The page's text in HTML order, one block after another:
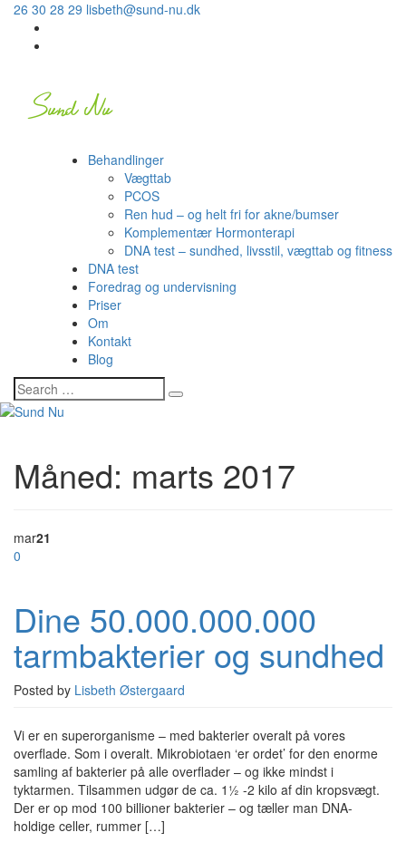
26 30 28 29 lisbeth@sund-nu.dk
Behandlinger
Vægttab
PCOS
Ren hud – og helt fri for akne/bumser
Komplementær Hormonterapi
DNA test – sundhed, livsstil, vægttab og fitness
DNA test
Foredrag og undervisning
Priser
Om
Kontakt
Blog
Måned: marts 2017
mar21
0
Dine 50.000.000.000
tarmbakterier og sundhed
Posted by Lisbeth Østergaard
Vi er en superorganisme – med bakterier overalt på vores
overflade. Som i overalt. Mikrobiotaen ‘er ordet’ for den enorme
samling af bakterier på alle overflader – og ikke mindst i
tyktarmen. Tilsammen udgør de ca. 1½ -2 kilo af din kropsvægt.
Der er op mod 100 billioner bakterier – og tæller man DNA-
holdige celler, rummer […]